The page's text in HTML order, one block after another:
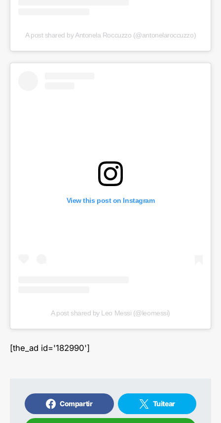
A post shared by Antonela Roccuzzo (@antonelaroccuzzo)
View this post on Instagram
A post shared by Leo Messi (@leomessi)
[the_ad id='182990']
Compartir Tuitear